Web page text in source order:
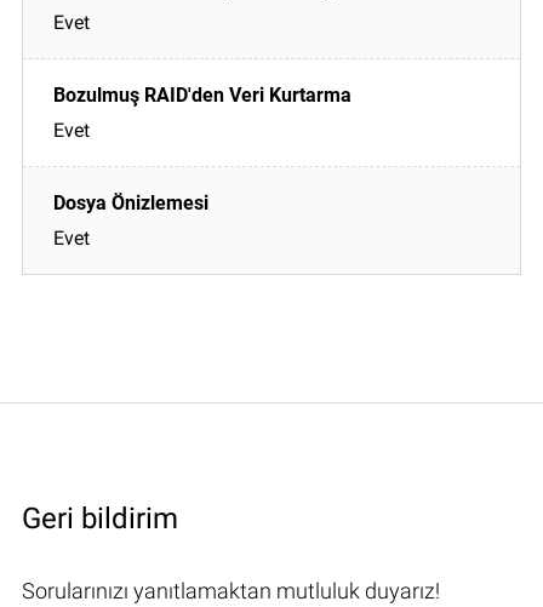
Evet
Evet
Evet
Geri bildirim
Sorularınızı yanıtlamaktan mutluluk duyarız!